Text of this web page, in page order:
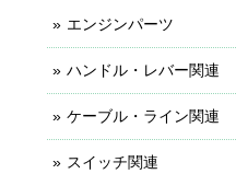
エンジンパーツ
ハンドル・レバー関連
ケーブル・ライン関連
スイッチ関連